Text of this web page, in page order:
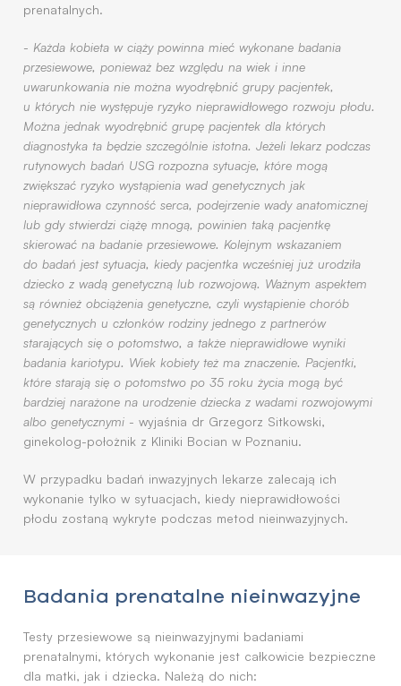
prenatalnych.
- Każda kobieta w ciąży powinna mieć wykonane badania
przesiewowe, ponieważ bez względu na wiek i inne
uwarunkowania nie można wyodrębnić grupy pacjentek,
u których nie występuje ryzyko nieprawidłowego rozwoju płodu.
Można jednak wyodrębnić grupę pacjentek dla których
diagnostyka ta będzie szczególnie istotna. Jeżeli lekarz podczas
rutynowych badań USG rozpozna sytuacje, które mogą
zwiększać ryzyko wystąpienia wad genetycznych jak
nieprawidłowa czynność serca, podejrzenie wady anatomicznej
lub gdy stwierdzi ciążę mnogą, powinien taką pacjentkę
skierować na badanie przesiewowe. Kolejnym wskazaniem
do badań jest sytuacja, kiedy pacjentka wcześniej już urodziła
dziecko z wadą genetyczną lub rozwojową. Ważnym aspektem
są również obciążenia genetyczne, czyli wystąpienie chorób
genetycznych u członków rodziny jednego z partnerów
starających się o potomstwo, a także nieprawidłowe wyniki
badania kariotypu. Wiek kobiety też ma znaczenie. Pacjentki,
które starają się o potomstwo po 35 roku życia mogą być
bardziej narażone na urodzenie dziecka z wadami rozwojowymi
albo genetycznymi - wyjaśnia dr Grzegorz Sitkowski,
ginekolog-położnik z Kliniki Bocian w Poznaniu.
W przypadku badań inwazyjnych lekarze zalecają ich
wykonanie tylko w sytuacjach, kiedy nieprawidłowości
płodu zostaną wykryte podczas metod nieinwazyjnych.
Badania prenatalne nieinwazyjne
Testy przesiewowe są nieinwazyjnymi badaniami
prenatalnymi, których wykonanie jest całkowicie bezpieczne
dla matki, jak i dziecka. Należą do nich: